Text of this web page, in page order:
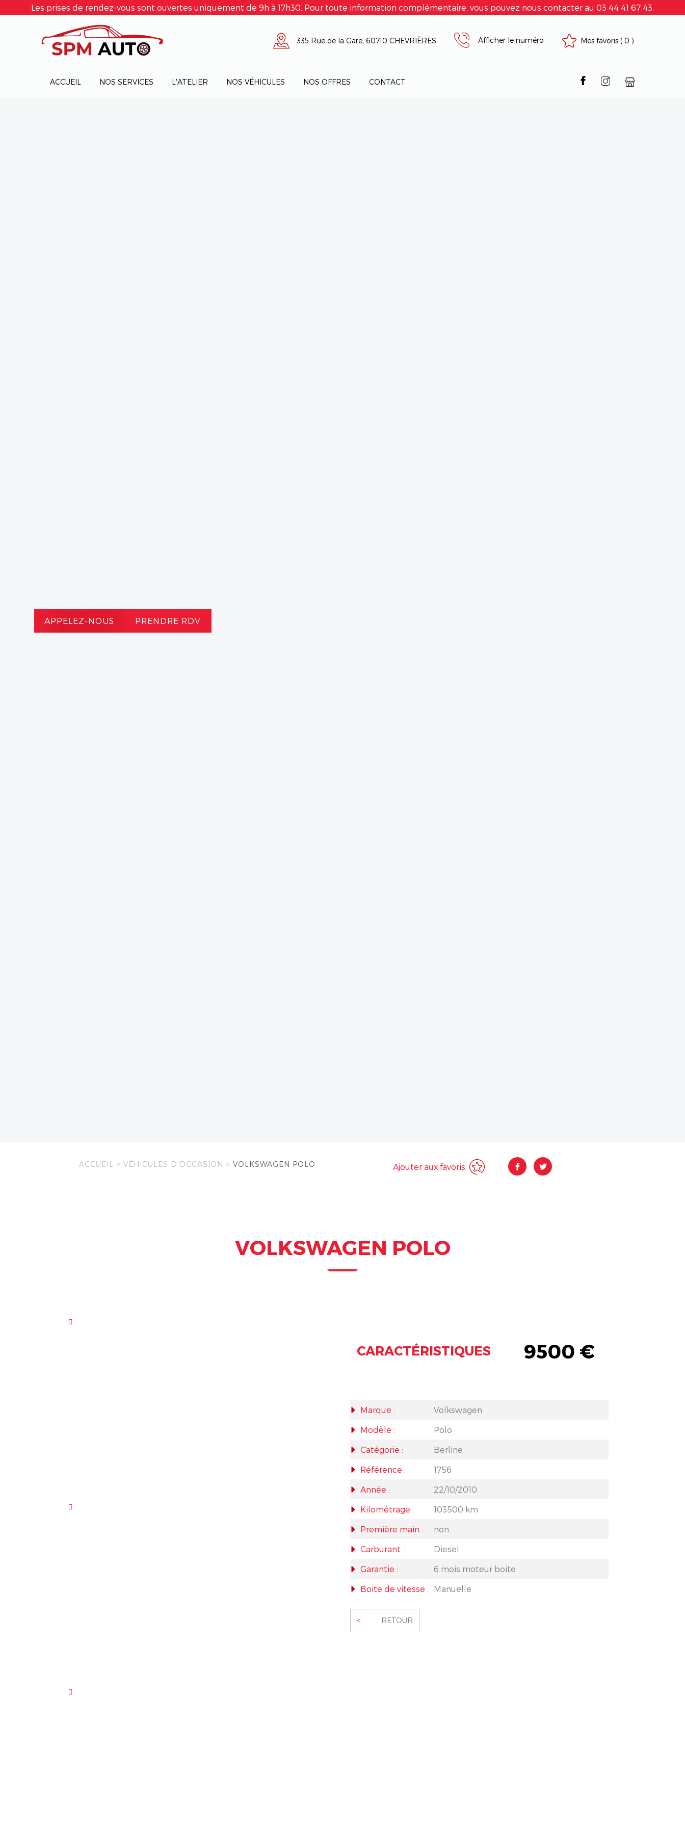
Les prises de rendez-vous sont ouvertes uniquement de 9h à 17h30. Pour toute information complémentaire, vous pouvez nous contacter au 03 44 41 67 43.
335 Rue de la Gare, 60710 CHEVRIÈRES Afficher le numéro Mes favoris ( 0 )
ACCUEIL NOS SERVICES L'ATELIER NOS VÉHICULES NOS OFFRES CONTACT
APPELEZ-NOUS PRENDRE RDV
ACCUEIL > VÉHICULES D'OCCASION > VOLKSWAGEN POLO Ajouter aux favoris
VOLKSWAGEN POLO
CARACTÉRISTIQUES 9500 €
Marque : Volkswagen
Modèle : Polo
Catégorie : Berline
Référence : 1756
Année : 22/10/2010
Kilométrage : 103500 km
Première main : non
Carburant : Diesel
Garantie : 6 mois moteur boite
Boite de vitesse : Manuelle
< RETOUR